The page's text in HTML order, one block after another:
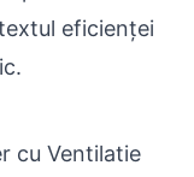
eficienței
cu Ventilatie